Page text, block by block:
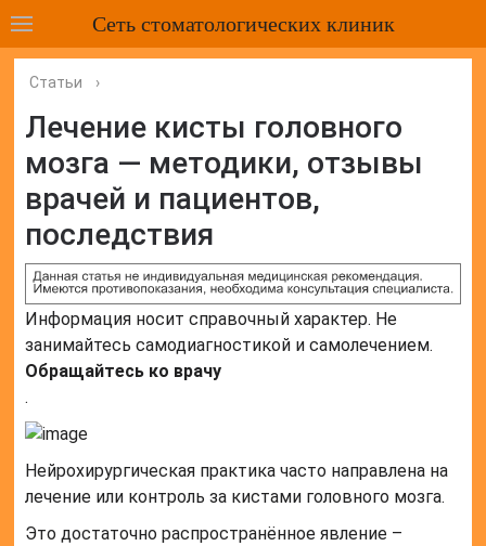
Сеть стоматологических клиник
Статьи ›
Лечение кисты головного
мозга — методики, отзывы
врачей и пациентов,
последствия
Информация носит справочный характер. Не
занимайтесь самодиагностикой и самолечением.
Обращайтесь ко врачу
.
Нейрохирургическая практика часто направлена на
лечение или контроль за кистами головного мозга.
Это достаточно распространённое явление –